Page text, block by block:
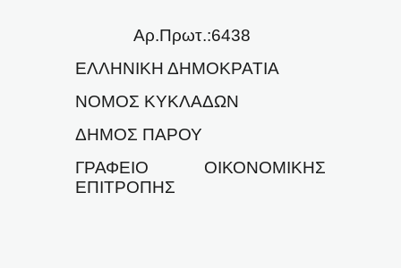
Αρ.Πρωτ.:6438
ΕΛΛΗΝΙΚΗ ΔΗΜΟΚΡΑΤΙΑ
ΝΟΜΟΣ ΚΥΚΛΑΔΩΝ
ΔΗΜΟΣ ΠΑΡΟΥ
ΓΡΑΦΕΙΟ ΟΙΚΟΝΟΜΙΚΗΣ
ΕΠΙΤΡΟΠΗΣ